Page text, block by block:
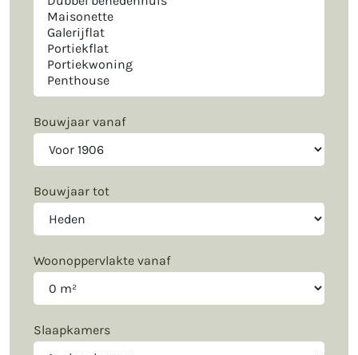
Bouwjaar vanaf
Bouwjaar tot
Woonoppervlakte vanaf
Slaapkamers